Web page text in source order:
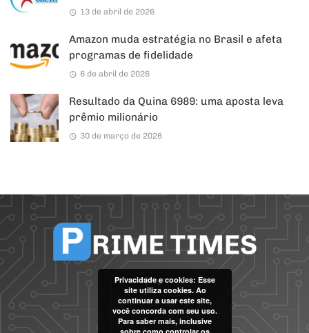
13 de abril de 2026
Amazon muda estratégia no Brasil e afeta
programas de fidelidade
6 de abril de 2026
Resultado da Quina 6989: uma aposta leva
prêmio milionário
30 de março de 2026
Privacidade e cookies: Esse
site utiliza cookies. Ao
continuar a usar este site,
você concorda com seu uso.
Para saber mais, inclusive